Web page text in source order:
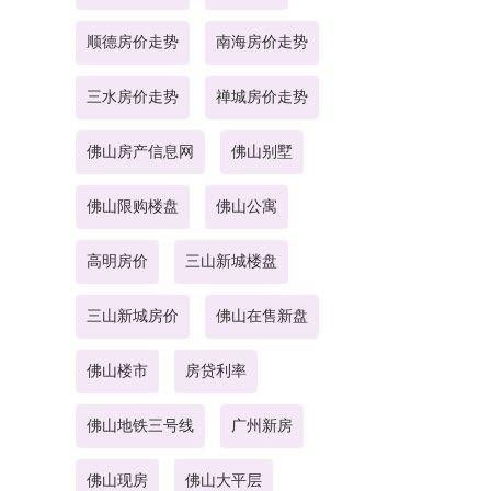
顺德房价走势 南海房价走势
三水房价走势 禅城房价走势
佛山房产信息网 佛山别墅
佛山限购楼盘 佛山公寓
高明房价 三山新城楼盘
三山新城房价 佛山在售新盘
佛山楼市 房贷利率
佛山地铁三号线 广州新房
佛山现房 佛山大平层